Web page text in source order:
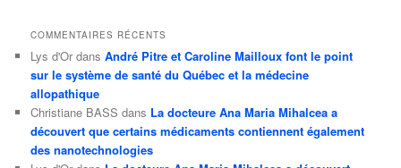
COMMENTAIRES RÉCENTS
Lys d'Or dansAndré Pitre et Caroline Mailloux font le point
sur le système de santé du Québec et la médecine
allopathique
Christiane BASS dans La docteure Ana Maria Mihalcea a
découvert que certains médicaments contiennent également
des nanotechnologies